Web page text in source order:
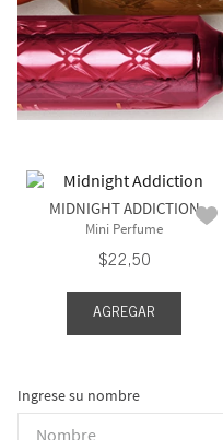
MIDNIGHT ADDICTION
Mini Perfume
$22,50
AGREGAR
Ingrese su nombre